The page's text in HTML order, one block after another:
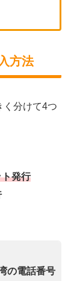
方法
く分けて4つ
発行
の電話番号